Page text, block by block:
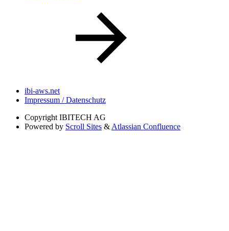
ibi-aws.net
Impressum / Datenschutz
Copyright IBITECH AG
Powered by Scroll Sites & Atlassian Confluence